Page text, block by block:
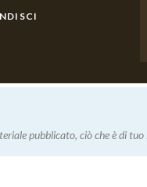
pubblicato, ciò che è di tuo